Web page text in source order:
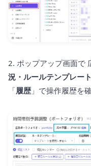
2. ポップアップ画面で
況・ルールテンプレート
「履歴 」で操作履歴を